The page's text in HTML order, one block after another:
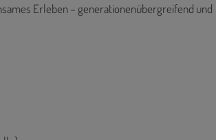
Erleben – generationenübergreifend und